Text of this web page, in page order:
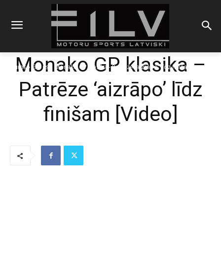
Sākums Blogs Monako GP klasika - Patrēze 'aizrāpo' līdz finišam
Monako GP klasika –
Patrēze ‘aizrāpo’ līdz
finišam [Video]